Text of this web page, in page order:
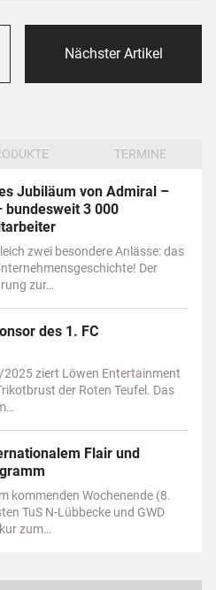
Nächster Artikel
TERMINE
Jubiläum von Admiral –
3 000
zwei besondere Anlässe: das
Der
zur…
des 1. FC
2025 ziert Löwen Entertainment
der Roten Teufel. Das
Flair und
kommenden Wochenende (8.
TuS N-Lübbecke und GWD
zum…